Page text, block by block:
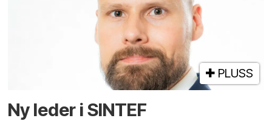
PLUSS
Ny leder i SINTEF